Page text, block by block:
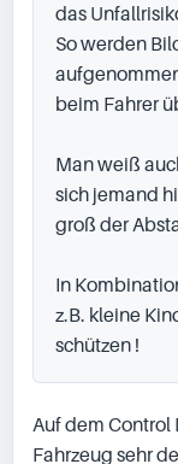
das
So werden
beim Fahrer
Man weiß
sich jemand
groß der
In
z.B. kleine
schützen !
Auf dem Control
Fahrzeug sehr